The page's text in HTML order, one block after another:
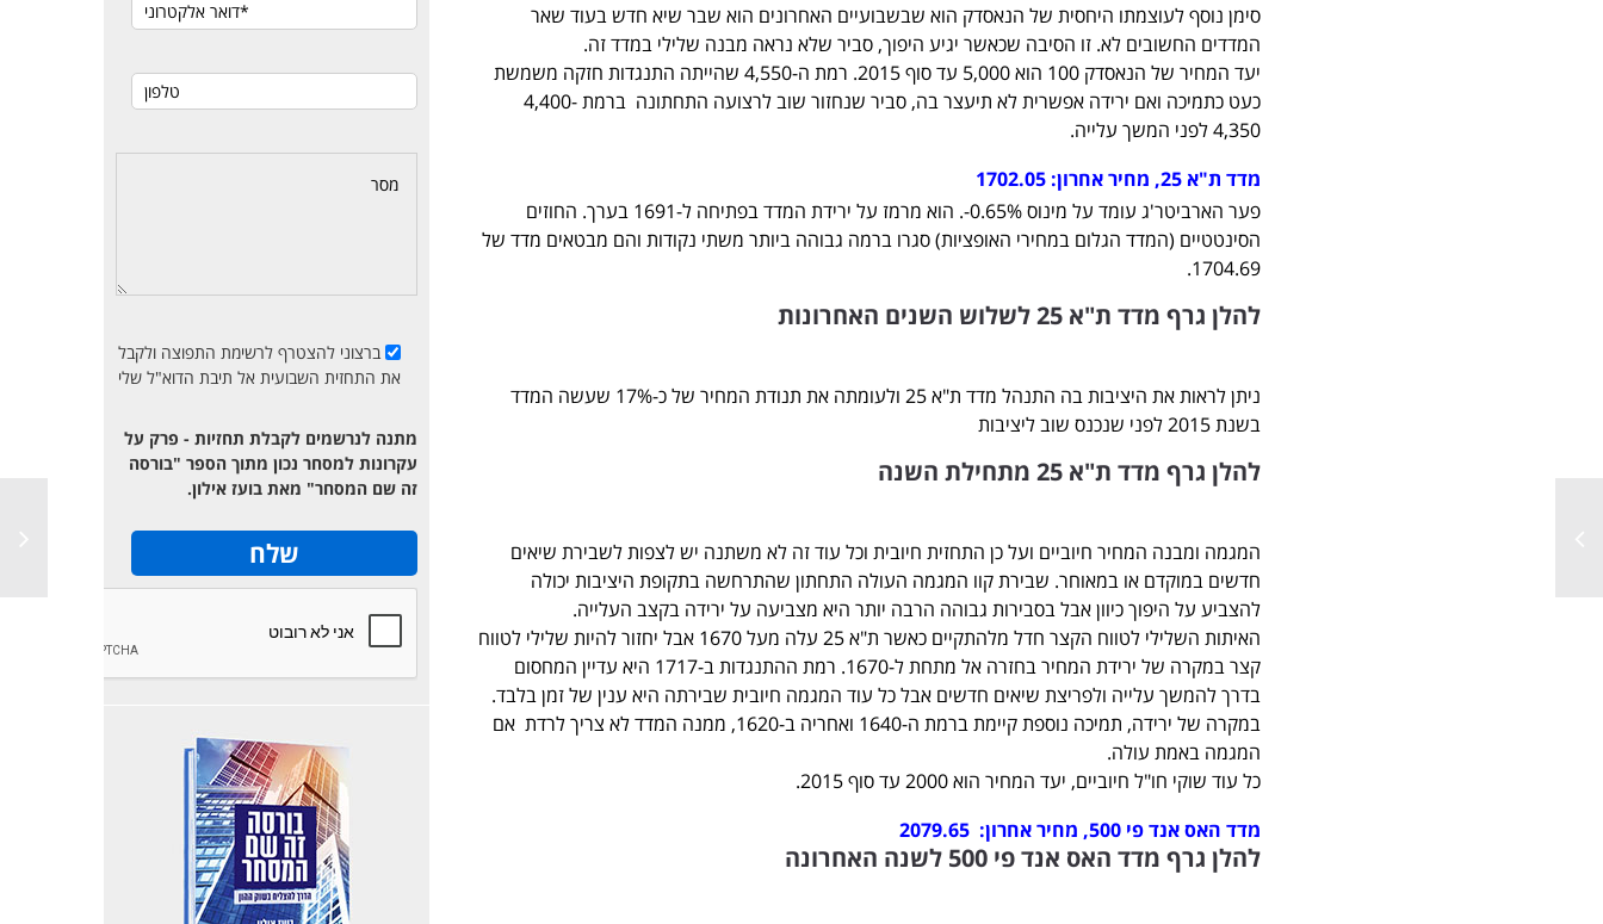
סימן נוסף לעוצמתו היחסית של הנאסדק הוא שבשבועיים האחרונים הוא שבר שיא חדש בעוד שאר
המדדים החשובים לא. זו הסיבה שכאשר יגיע היפוך, סביר שלא נראה מבנה שלילי במדד זה.
יעד המחיר של הנאסדק 100 הוא 5,000 עד סוף 2015. רמת ה-4,550 שהייתה התנגדות חזקה משמשת
כעט כתמיכה ואם ירידה אפשרית לא תיעצר בה, סביר שנחזור שוב לרצועה התחתונה ברמת 4,400-
4,350 לפני המשך עלייה.
מדד ת"א 25, מחיר אחרון: 1702.05
פער הארביטר'ג עומד על מינוס 0.65%-. הוא מרמז על ירידת המדד בפתיחה ל-1691 בערך. החוזים
הסינטטיים (המדד הגלום במחירי האופציות) סגרו ברמה גבוהה ביותר משתי נקודות והם מבטאים מדד של
1704.69.
להלן גרף מדד ת"א 25 לשלוש השנים האחרונות
ניתן לראות את היציבות בה התנהל מדד ת"א 25 ולעומתה את תנודת המחיר של כ-17% שעשה המדד
בשנת 2015 לפני שנכנס שוב ליציבות
להלן גרף מדד ת"א 25 מתחילת השנה
המגמה ומבנה המחיר חיוביים ועל כן התחזית חיובית וכל עוד זה לא משתנה יש לצפות לשבירת שיאים
חדשים במוקדם או במאוחר. שבירת קוו המגמה העולה התחתון שהתרחשה בתקופת היציבות יכולה
להצביע על היפוך כיוון אבל בסבירות גבוהה הרבה יותר היא מצביעה על ירידה בקצב העלייה.
האיתות השלילי לטווח הקצר חדל מלהתקיים כאשר ת"א 25 עלה מעל 1670 אבל יחזור להיות שלילי לטווח
קצר במקרה של ירידת המחיר בחזרה אל מתחת ל-1670. רמת ההתנגדות ב-1717 היא עדיין המחסום
בדרך להמשך עלייה ולפריצת שיאים חדשים אבל כל עוד המגמה חיובית שבירתה היא ענין של זמן בלבד.
במקרה של ירידה, תמיכה נוספת קיימת ברמת ה-1640 ואחריה ב-1620, ממנה המדד לא צריך לרדת אם
המגמה באמת עולה.
כל עוד שוקי חו"ל חיוביים, יעד המחיר הוא 2000 עד סוף 2015.
מדד האס אנד פי 500, מחיר אחרון: 2079.65
להלן גרף מדד האס אנד פי 500 לשנה האחרונה
ברצוני להצטרף לרשימת התפוצה ולקבל
את התחזית השבועית אל תיבת הדוא"ל שלי
מתנה לנרשמים לקבלת תחזיות - פרק על
עקרונות למסחר נכון מתוך הספר "בורסה
זה שם המסחר" מאת בועז אילון.